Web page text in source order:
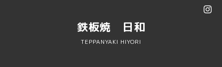
鉄板焼 日和
TEPPANYAKI HIYORI